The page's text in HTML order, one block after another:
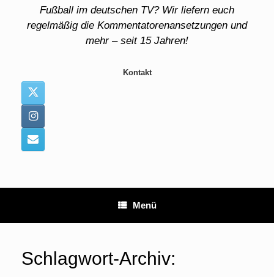
Fußball im deutschen TV? Wir liefern euch
regelmäßig die Kommentatorenansetzungen und
mehr – seit 15 Jahren!
Kontakt
Menü
Schlagwort-Archiv: